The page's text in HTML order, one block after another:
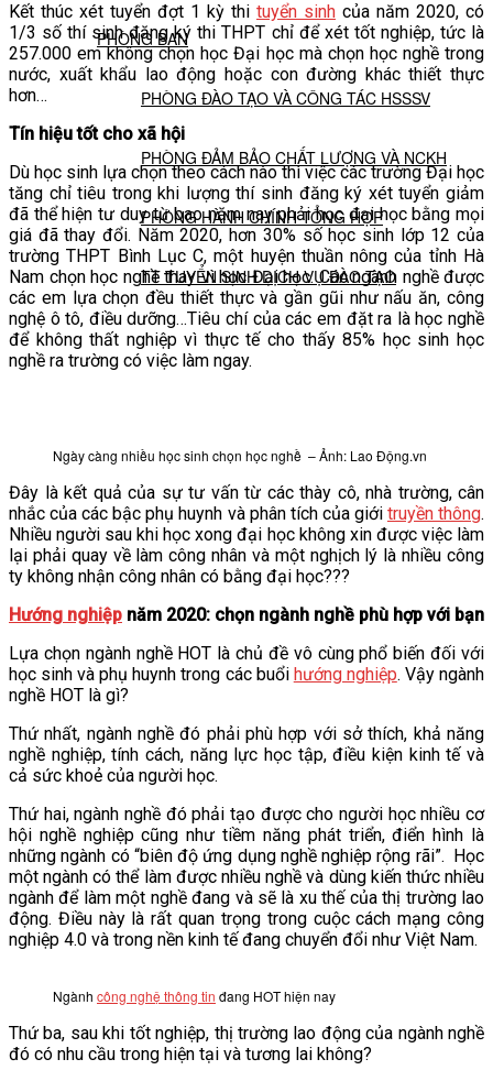
PHÒNG BAN
PHÒNG ĐÀO TẠO VÀ CÔNG TÁC HSSSV
PHÒNG ĐẢM BẢO CHẤT LƯỢNG VÀ NCKH
PHÒNG HÀNH CHÍNH TỔNG HỢP
TT TUYỂN SINH DỊCH VỤ ĐÀO TẠO
NGHIÊN CỨU KHOA HỌC
THƯ VIỆN
Kết thúc xét tuyển đợt 1 kỳ thi tuyển sinh của năm 2020, có
1/3 số thí sinh đăng ký thi THPT chỉ để xét tốt nghiệp, tức là
257.000 em không chọn học Đại học mà chọn học nghề trong
nước, xuất khẩu lao động hoặc con đường khác thiết thực
hơn…
Tín hiệu tốt cho xã hội
Dù học sinh lựa chọn theo cách nào thì việc các trường Đại học
tăng chỉ tiêu trong khi lượng thí sinh đăng ký xét tuyển giảm
đã thể hiện tư duy từ bao năm nay phải học đại học bằng mọi
giá đã thay đổi. Năm 2020, hơn 30% số học sinh lớp 12 của
trường THPT Bình Lục C, một huyện thuần nông của tỉnh Hà
Nam chọn học nghề thay vì học Đại học. Các ngành nghề được
các em lựa chọn đều thiết thực và gần gũi như nấu ăn, công
nghệ ô tô, điều dưỡng…Tiêu chí của các em đặt ra là học nghề
để không thất nghiệp vì thực tế cho thấy 85% học sinh học
nghề ra trường có việc làm ngay.
Ngày càng nhiều học sinh chọn học nghề – Ảnh: Lao Động.vn
Đây là kết quả của sự tư vấn từ các thày cô, nhà trường, cân
nhắc của các bậc phụ huynh và phân tích của giới truyền thông.
Nhiều người sau khi học xong đại học không xin được việc làm
lại phải quay về làm công nhân và một nghịch lý là nhiều công
ty không nhận công nhân có bằng đại học???
Hướng nghiệp năm 2020: chọn ngành nghề phù hợp với bạn
Lựa chọn ngành nghề HOT là chủ đề vô cùng phổ biến đối với
học sinh và phụ huynh trong các buổi hướng nghiệp. Vậy ngành
nghề HOT là gì?
Thứ nhất, ngành nghề đó phải phù hợp với sở thích, khả năng
nghề nghiệp, tính cách, năng lực học tập, điều kiện kinh tế và
cả sức khoẻ của người học.
Thứ hai, ngành nghề đó phải tạo được cho người học nhiều cơ
hội nghề nghiệp cũng như tiềm năng phát triển, điển hình là
những ngành có “biên độ ứng dụng nghề nghiệp rộng rãi”. Học
một ngành có thể làm được nhiều nghề và dùng kiến thức nhiều
ngành để làm một nghề đang và sẽ là xu thế của thị trường lao
động. Điều này là rất quan trọng trong cuộc cách mạng công
nghiệp 4.0 và trong nền kinh tế đang chuyển đổi như Việt Nam.
Ngành công nghệ thông tin đang HOT hiện nay
Thứ ba, sau khi tốt nghiệp, thị trường lao động của ngành nghề
đó có nhu cầu trong hiện tại và tương lai không?